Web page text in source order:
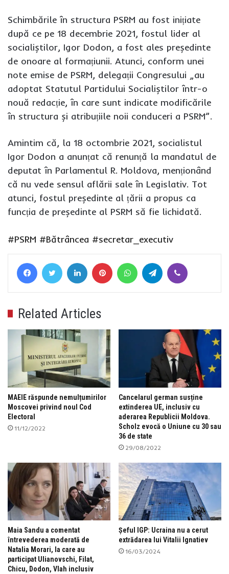
Schimbările în structura PSRM au fost inițiate
după ce pe 18 decembrie 2021, fostul lider al
socialiștilor, Igor Dodon, a fost ales președinte
de onoare al formațiunii. Atunci, conform unei
note emise de PSRM, delegații Congresului „au
adoptat Statutul Partidului Socialiștilor într-o
nouă redacție, în care sunt indicate modificările
în structura și atribuțiile noii conduceri a PSRM”.
Amintim că, la 18 octombrie 2021, socialistul
Igor Dodon a anunțat că renunță la mandatul de
deputat în Parlamentul R. Moldova, menționând
că nu vede sensul aflării sale în Legislativ. Tot
atunci, fostul președinte al țării a propus ca
funcția de președinte al PSRM să fie lichidată.
#PSRM #Bătrâncea #secretar_executiv
FacebookTwitter LinkedIn Pinterest WhatsAppTelegram
Related Articles
MAEIE răspunde nemulțumirilor
Moscovei privind noul Cod
Electoral
11/12/2022
Cancelarul german susține
extinderea UE, inclusiv cu
aderarea Republicii Moldova.
Scholz evocă o Uniune cu 30 sau
36 de state
29/08/2022
Maia Sandu a comentat
întrevederea moderată de
Natalia Morari, la care au
participat Ulianovschi, Filat,
Chicu, Dodon, Vlah inclusiv
Șeful IGP: Ucraina nu a cerut
extrădarea lui Vitalii Ignatiev
16/03/2024